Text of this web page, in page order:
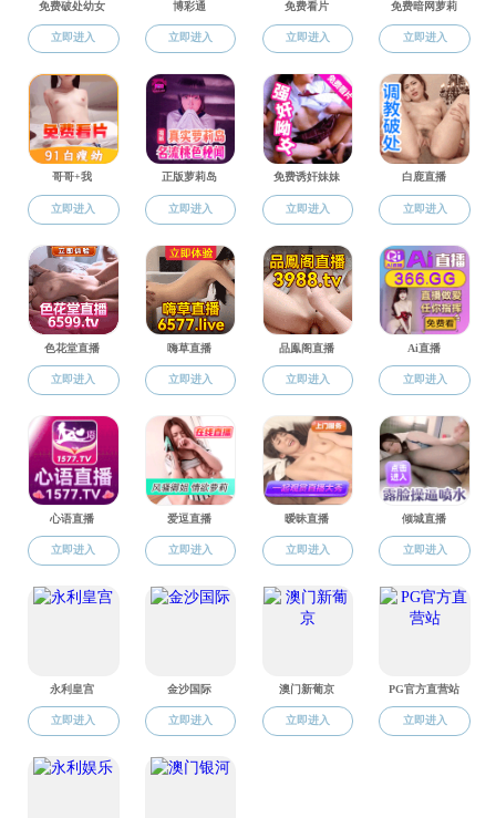
好瞬间。活动还
此次活动不
忙的工作之余，放
怀，同时也密切
展。